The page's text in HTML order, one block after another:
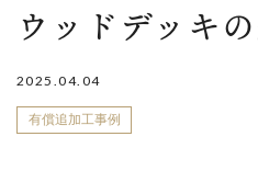
ウッドデッキ
2025.04.04
有償追加工事例